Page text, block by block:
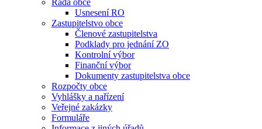
Rada obce
Usnesení RO
Zastupitelstvo obce
Členové zastupitelstva
Podklady pro jednání ZO
Kontrolní výbor
Finanční výbor
Dokumenty zastupitelstva obce
Rozpočty obce
Vyhlášky a nařízení
Veřejné zakázky
Formuláře